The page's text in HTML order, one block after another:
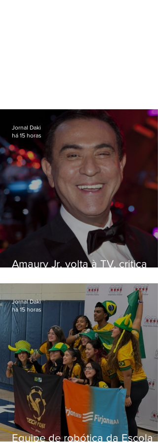
Amaury Jr. volta à TV, critica
viraram colunistas de si
Jornal Daki
há 15 horas
Equipe de robótica da Escola
Jornal Daki
há 15 horas